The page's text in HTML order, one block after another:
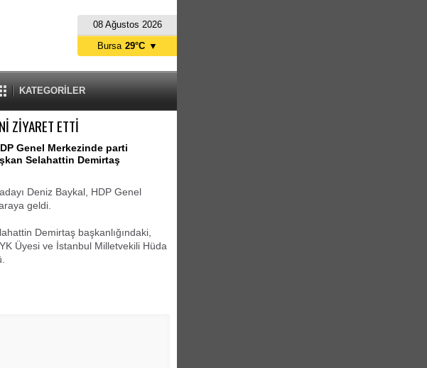
08 Ağustos 2026
KATEGORİLER
Bursa 29°C ▼
ZİYARET ETTİ
Genel Merkezinde parti
Selahattin Demirtaş
Deniz Baykal, HDP Genel
geldi.
Demirtaş başkanlığındaki,
Üyesi ve İstanbul Milletvekili Hüda